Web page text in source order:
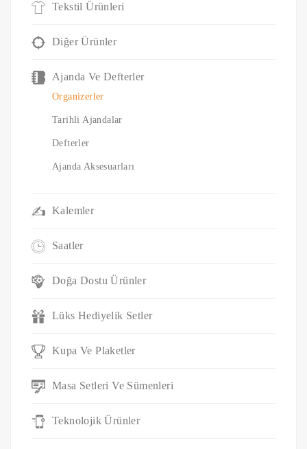
Tekstil Ürünleri
Diğer Ürünler
Ajanda Ve Defterler
Organizerler
Tarihli Ajandalar
Defterler
Ajanda Aksesuarları
Kalemler
Saatler
Doğa Dostu Ürünler
Lüks Hediyelik Setler
Kupa Ve Plaketler
Masa Setleri Ve Sümenleri
Teknolojik Ürünler